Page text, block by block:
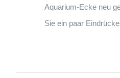
Aquarium-Ecke neu
Sie ein paar